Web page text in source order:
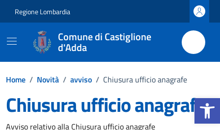
Apri la
Regione Lombardia
Comune di Castiglione
d'Adda
Home / Novità / avviso / Chiusura ufficio anagrafe
Chiusura ufficio anagrafe
Avviso relativo alla Chiusura ufficio anagrafe